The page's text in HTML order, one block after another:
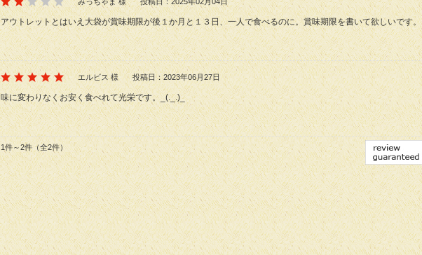
アウトレットとはいえ大袋が賞味期限が後１か月と１３日、一人で食べるのに。賞味期限を書いて欲しいです。
エルビス 様 投稿日：2023年06月27日
味に変わりなくお安く食べれて光栄です。_(._.)_
1件～2件（全2件）